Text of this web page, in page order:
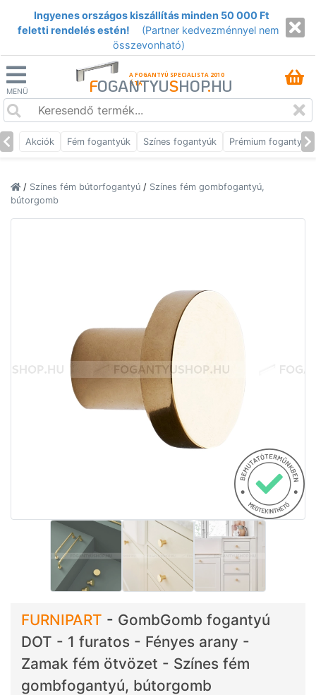
Ingyenes országos kiszállítás minden 50 000 Ft
feletti rendelés estén!
(Partner kedvezménnyel nem
összevonható)
MENÜ
A FOGANTYÚ SPECIALISTA 2010
ÓTA
FOGANTYUSHOP.HU
Akciók Fém fogantyúk Színes fogantyúk Prémium fogantyúk
/ Színes fém bútorfogantyú / Színes fém gombfogantyú,
bútorgomb
FURNIPART - GombGomb fogantyú
DOT - 1 furatos - Fényes arany -
Zamak fém ötvözet - Színes fém
gombfogantyú, bútorgomb